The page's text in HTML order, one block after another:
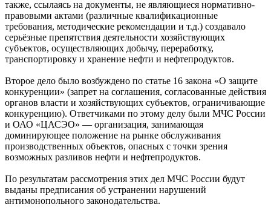
также, ссылаясь на документы, не являющиеся нормативно-
правовыми актами (различные квалификационные
требования, методические рекомендации и т.д.) создавало
серьёзные препятствия деятельности хозяйствующих
субъектов, осуществляющих добычу, переработку,
транспортировку и хранение нефти и нефтепродуктов.
Второе дело было возбуждено по статье 16 закона «О защите
конкуренции» (запрет на соглашения, согласованные действия
органов власти и хозяйствующих субъектов, ограничивающие
конкуренцию). Ответчиками по этому делу были МЧС России
и ОАО «ЦАСЭО» — организация, занимающая
доминирующее положение на рынке обслуживания
производственных объектов, опасных с точки зрения
возможных разливов нефти и нефтепродуктов.
По результатам рассмотрения этих дел МЧС России будут
выданы предписания об устранении нарушений
антимонопольного законодательства.